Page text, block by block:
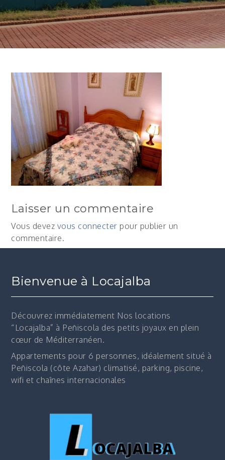
Laisser un commentaire
Vous devez vous connecter pour publier un
commentaire.
Bienvenue à Locajalba
Découvrez immédiatement Nos locations
“Locajalba” à Peñiscola des petits joyaux en plein
cœur de Méditerranéen.
Appartements pour 6 personnes, idéalement situé à
Peñiscola (côte Azahar) climatisé, parking, piscine,
wifi et chaînes internacionales